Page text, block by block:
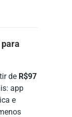
de R$97
app
e